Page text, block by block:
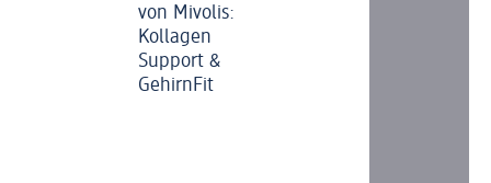
von Mivolis:
Kollagen
Support &
GehirnFit